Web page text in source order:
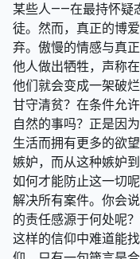
某些人——在最持怀疑
徒。然而，真正的博
弃。傲慢的情感与真
他人做出牺牲，声称
他们就会变成一架破
甘守清贫？在条件允
自然的事吗？正是因
生活而拥有更多的欲
嫉妒，而从这种嫉妒
如何才能防止这一切
解决所有案件。你会
的责任感源于何处呢
这样的信仰中难道能